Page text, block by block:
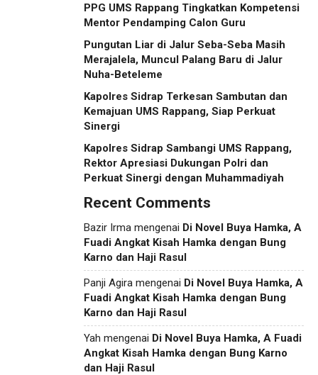
PPG UMS Rappang Tingkatkan Kompetensi
Mentor Pendamping Calon Guru
Pungutan Liar di Jalur Seba-Seba Masih
Merajalela, Muncul Palang Baru di Jalur
Nuha-Beteleme
Kapolres Sidrap Terkesan Sambutan dan
Kemajuan UMS Rappang, Siap Perkuat
Sinergi
Kapolres Sidrap Sambangi UMS Rappang,
Rektor Apresiasi Dukungan Polri dan
Perkuat Sinergi dengan Muhammadiyah
Recent Comments
Bazir Irma mengenai Di Novel Buya Hamka, A
Fuadi Angkat Kisah Hamka dengan Bung
Karno dan Haji Rasul
Panji Agira mengenai Di Novel Buya Hamka, A
Fuadi Angkat Kisah Hamka dengan Bung
Karno dan Haji Rasul
Yah mengenai Di Novel Buya Hamka, A Fuadi
Angkat Kisah Hamka dengan Bung Karno
dan Haji Rasul